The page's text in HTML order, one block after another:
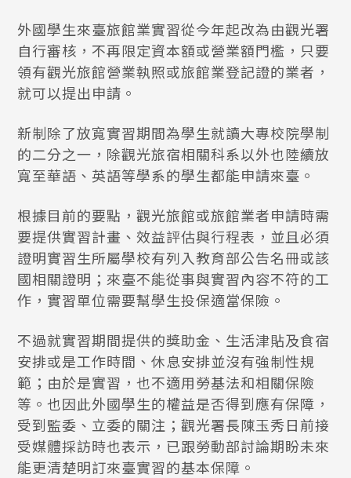
外國學生來臺旅館業實習從今年起改為由觀光署
自行審核，不再限定資本額或營業額門檻，只要
領有觀光旅館營業執照或旅館業登記證的業者，
就可以提出申請。
新制除了放寬實習期間為學生就讀大專校院學制
的二分之一，除觀光旅宿相關科系以外也陸續放
寬至華語、英語等學系的學生都能申請來臺。
根據目前的要點，觀光旅館或旅館業者申請時需
要提供實習計畫、效益評估與行程表，並且必須
證明實習生所屬學校有列入教育部公告名冊或該
國相關證明；來臺不能從事與實習內容不符的工
作，實習單位需要幫學生投保適當保險。
不過就實習期間提供的獎助金、生活津貼及食宿
安排或是工作時間、休息安排並沒有強制性規
範；由於是實習，也不適用勞基法和相關保險
等。也因此外國學生的權益是否得到應有保障，
受到監委、立委的關注；觀光署長陳玉秀日前接
受媒體採訪時也表示，已跟勞動部討論期盼未來
能更清楚明訂來臺實習的基本保障。